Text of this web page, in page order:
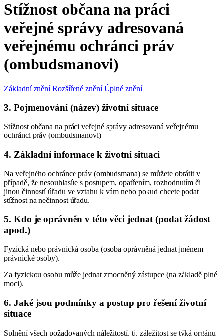
Stížnost občana na práci
veřejné správy adresovaná
veřejnému ochránci práv
(ombudsmanovi)
Základní znění Rozšířené znění Úplné znění
3. Pojmenování (název) životní situace
Stížnost občana na práci veřejné správy adresovaná veřejnému
ochránci práv (ombudsmanovi)
4. Základní informace k životní situaci
Na veřejného ochránce práv (ombudsmana) se můžete obrátit v
případě, že nesouhlasíte s postupem, opatřením, rozhodnutím či
jinou činností úřadu ve vztahu k vám nebo pokud chcete podat
stížnost na nečinnost úřadu.
5. Kdo je oprávněn v této věci jednat (podat žádost
apod.)
Fyzická nebo právnická osoba (osoba oprávněná jednat jménem
právnické osoby).
Za fyzickou osobu může jednat zmocněný zástupce (na základě plné
moci).
6. Jaké jsou podmínky a postup pro řešení životní
situace
Splnění všech požadovaných náležitostí, tj. záležitost se týká orgánu